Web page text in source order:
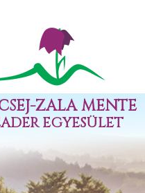
ZALA MENTE
EGYESÜLET